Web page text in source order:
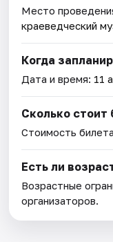
Место
краеведческий
Когда
Дата и время: 11
Сколько стоит
Стоимость
Есть ли
Возрастные
организаторов.